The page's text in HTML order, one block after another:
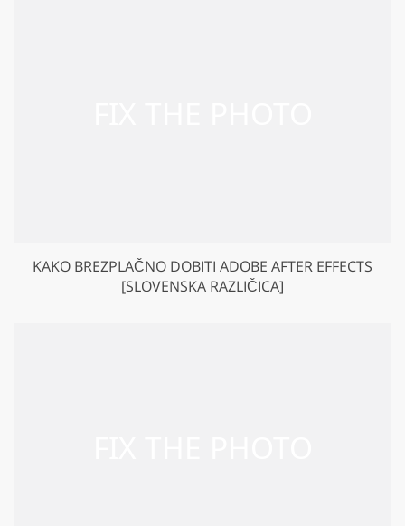
KAKO BREZPLAČNO DOBITI ADOBE AFTER EFFECTS
[SLOVENSKA RAZLIČICA]